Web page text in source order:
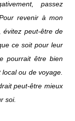
passez
revenir à mon
évitez peut-être de
ce soit pour leur
pourrait être bien
ou de voyage.
peut-être mieux
soi.